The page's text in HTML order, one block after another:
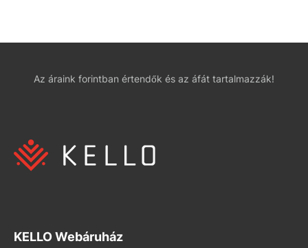
Az áraink forintban értendők és az áfát tartalmazzák!
KELLO Webáruház